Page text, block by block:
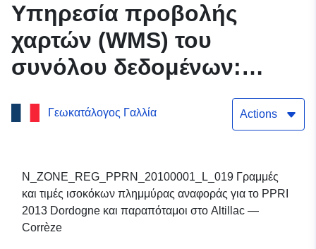
Υπηρεσία προβολής
χαρτών (WMS) του
συνόλου δεδομένων:
ισοκόκων πλημμύρας
2013 Dordogne και
παραπόταμοι στο Altillac
— Corrèze
Γεωκατάλογος Γαλλία Actions
N_ZONE_REG_PPRN_20100001_L_019 Γραμμές
και τιμές ισοκόκων πλημμύρας αναφοράς για το PPRI
2013 Dordogne και παραπόταμοι στο Altillac —
Corrèze